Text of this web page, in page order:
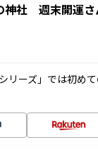
神社 週末開運さ
リーズ」では初め